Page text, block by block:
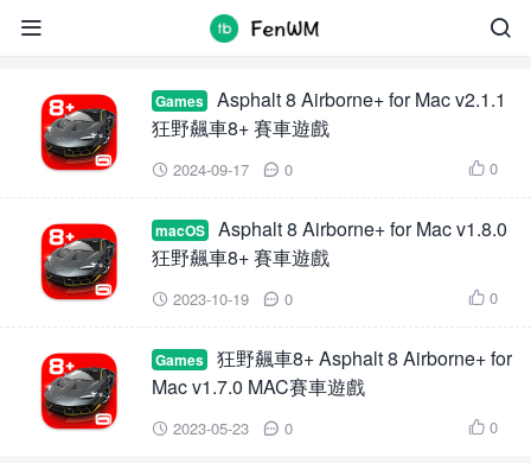

 Asphalt 8 Airborne+
Games
Asphalt 8 Airborne+ for Mac v2.1.1
狂野飆車8+ 賽車遊戲
 2024-09-17  0  0
macOS
Asphalt 8 Airborne+ for Mac v1.8.0
狂野飆車8+ 賽車遊戲
 2023-10-19  0  0
Games
狂野飆車8+ Asphalt 8 Airborne+ for
Mac v1.7.0 MAC賽車遊戲
 2023-05-23  0  0